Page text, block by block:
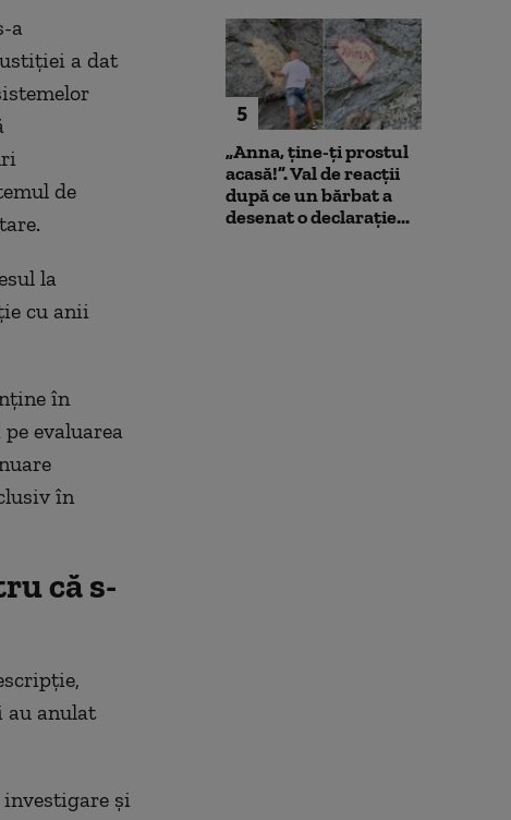
a
a dat
de
la
cu anii
în
evaluarea
în
că s-
au anulat
investigare și
5
„Anna, ţine-ţi prostul
acasă!”. Val de reacții
după ce un bărbat a
desenat o declarație...